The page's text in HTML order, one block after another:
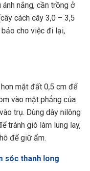
nắng, cần trồng ở
cách cây 3,0 – 3,5
bảo cho việc đi lại,
mặt đất 0,5 cm để
vào mặt phẳng của
trụ. Dùng dây nilông
tránh gió làm lung lay,
để giữ ẩm.
sóc thanh long